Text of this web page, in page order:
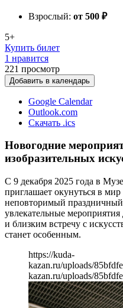
Взрослый: от 500 ₽
5+
Купить билет
1 нравится
221 просмотр
Добавить в календарь
Google Calendar
Outlook.com
Скачать .ics
Новогодние
изобразительных
С 9 декабря 2025 года в
приглашает окунуться в мир
неповторимый
увлекательные
и близким встречу с
станет особенным.
https://kuda-
kazan.ru/uploads/
kazan.ru/uploads/